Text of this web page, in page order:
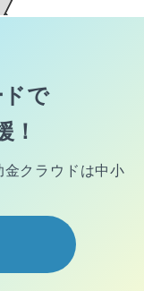
で
！
金クラウドは中小